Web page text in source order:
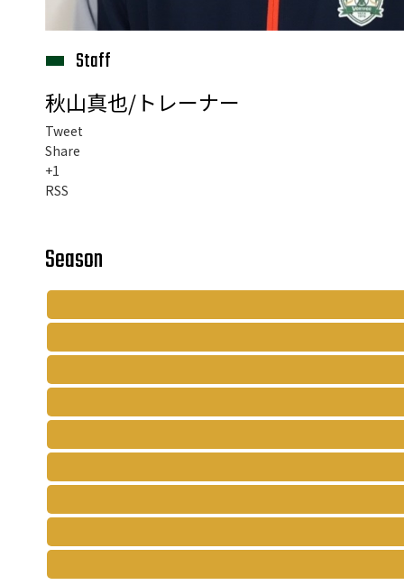
とちぎフットボールセ
6Staff
秋山真也/トレーナー
Tweet
Share
+1
RSS
Season